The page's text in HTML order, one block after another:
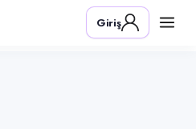
Giriş